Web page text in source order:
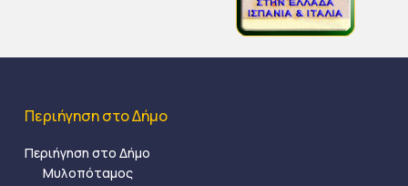
Περιήγηση στο Δήμο
Περιήγηση στο Δήμο
Μυλοπόταμος